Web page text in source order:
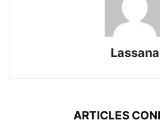
Lassana
ARTICLES